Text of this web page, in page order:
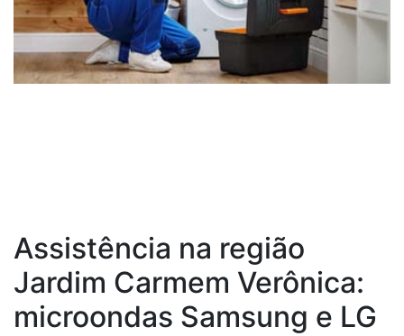
Assistência na região
Jardim Carmem Verônica:
microondas Samsung e LG